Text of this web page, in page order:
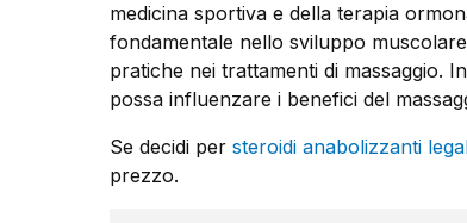
medicina sportiva e della terapia
fondamentale nello sviluppo
pratiche nei trattamenti di massaggio.
possa influenzare i benefici del
Se decidi per steroidi anabolizzanti
prezzo.